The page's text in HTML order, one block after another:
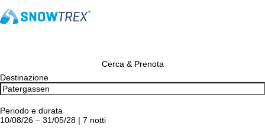
Cerca & Prenota
Destinazione
Periodo e durata
10/08/26 – 31/05/28 | 7 notti